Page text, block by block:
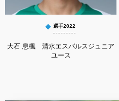
選手2022
大石 息楓 清水エスパルスジュニア
ユース